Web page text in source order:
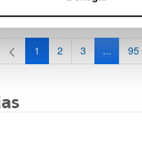
2026 (ambos incluídos)
Página
1 Página
2 Página
3 ... 95